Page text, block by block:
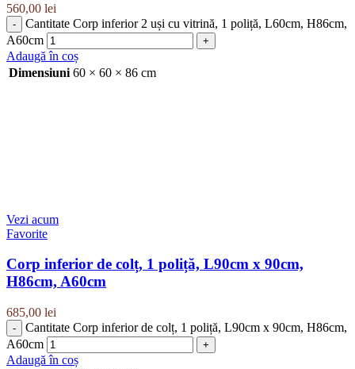
560,00 lei
Cantitate Corp inferior 2 uși cu vitrină, 1 poliță, L60cm, H86cm,
A60cm
Adaugă în coș
Dimensiuni 60 × 60 × 86 cm
Vezi acum
Favorite
Corp inferior de colț, 1 poliță, L90cm x 90cm,
H86cm, A60cm
685,00 lei
Cantitate Corp inferior de colț, 1 poliță, L90cm x 90cm, H86cm,
A60cm
Adaugă în coș